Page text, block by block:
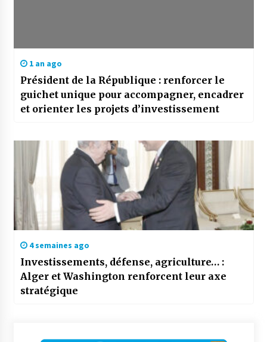
1 an ago
Président de la République : renforcer le
guichet unique pour accompagner, encadrer
et orienter les projets d’investissement
4 semaines ago
Investissements, défense, agriculture… :
Alger et Washington renforcent leur axe
stratégique